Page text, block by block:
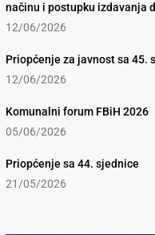
načinu i postupku izdavanja
12/06/2026
Priopćenje za javnost sa 45.
12/06/2026
Komunalni forum FBiH 2026
05/06/2026
Priopćenje sa 44. sjednice
21/05/2026